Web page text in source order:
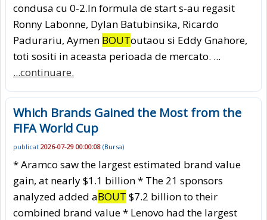
condusa cu 0-2.In formula de start s-au regasit
Ronny Labonne, Dylan Batubinsika, Ricardo
Padurariu, Aymen BOUToutaou si Eddy Gnahore,
toti sositi in aceasta perioada de mercato. ...
...continuare.
Which Brands Gained the Most from the
FIFA World Cup
publicat 2026-07-29 00:00:08 (Bursa)
* Aramco saw the largest estimated brand value
gain, at nearly $1.1 billion * The 21 sponsors
analyzed added aBOUT $7.2 billion to their
combined brand value * Lenovo had the largest